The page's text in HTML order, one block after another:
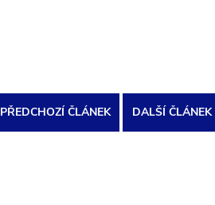
PŘEDCHOZÍ ČLÁNEK DALŠÍ ČLÁNEK